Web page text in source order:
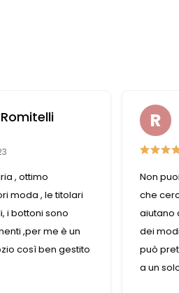
Raffaella Casadei
Non puoi non trovare ciò che cerchi.
che cerchi non è disponibile, le
aiutano a trovare la soluzione nel
dei modi. Il negozio è sempre pieno e
può pretendere che dedicano tutto il